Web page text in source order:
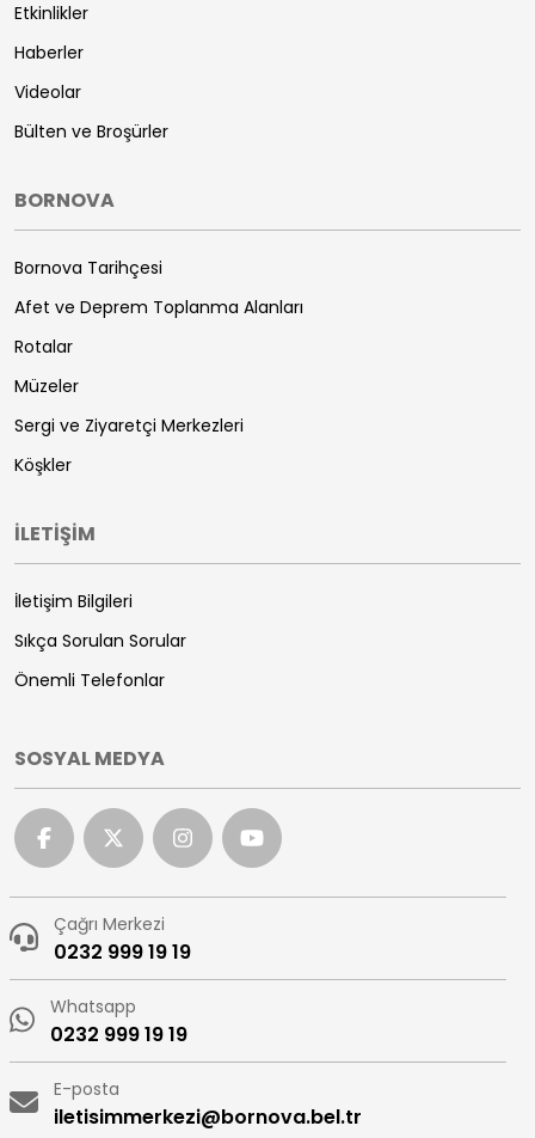
Etkinlikler
Haberler
Videolar
Bülten ve Broşürler
BORNOVA
Bornova Tarihçesi
Afet ve Deprem Toplanma Alanları
Rotalar
Müzeler
Sergi ve Ziyaretçi Merkezleri
Köşkler
İLETİŞİM
İletişim Bilgileri
Sıkça Sorulan Sorular
Önemli Telefonlar
SOSYAL MEDYA
Çağrı Merkezi
0232 999 19 19
Whatsapp
0232 999 19 19
E-posta
iletisimmerkezi@bornova.bel.tr